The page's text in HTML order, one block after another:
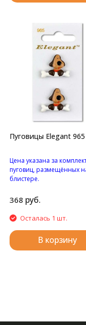
Пуговицы Elegant 965
Цена указана за
пуговиц, размещённых
блистере.
косточкой" на ножке.
368 руб.
Осталась 1 шт.
В корзину